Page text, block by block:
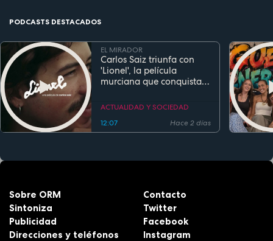
PODCASTS DESTACADOS
EL MIRADOR
Carlos Saiz triunfa con
'Lionel', la película
murciana que conquista
estreno
ACTUALIDAD Y SOCIEDAD
12:07
Hace 2 días
Sobre ORM
Sintoniza
Publicidad
Direcciones y teléfonos
Contacto
Twitter
Facebook
Instagram